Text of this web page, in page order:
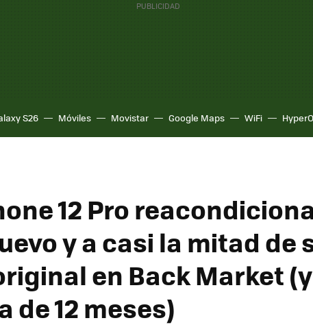
S26 Móviles Movistar Google Maps WiFi
12 Pro
y a casi la mitad de
en Back Market
de 12 meses)